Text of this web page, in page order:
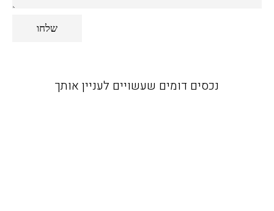
שלחו
נכסים דומים שעשויים לעניין אותך